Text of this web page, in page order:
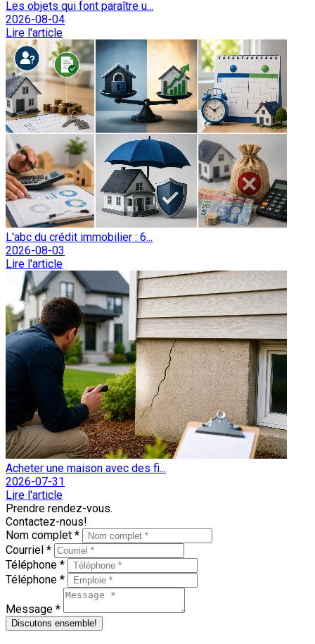
Les objets qui font paraître u...
2026-08-04
Lire l'article
L'abc du crédit immobilier : 6...
2026-08-03
Lire l'article
Acheter une maison avec des fi...
2026-07-31
Lire l'article
Prendre rendez-vous.
Contactez-nous!
Nom complet *
Courriel *
Téléphone *
Téléphone *
Message *
Discutons ensemble!